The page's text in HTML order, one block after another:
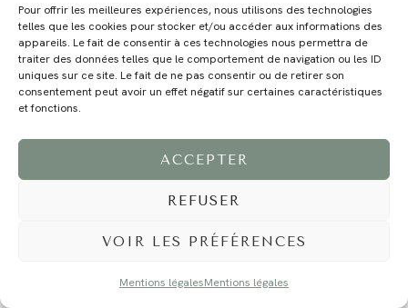
Pour offrir les meilleures expériences, nous utilisons des technologies
telles que les cookies pour stocker et/ou accéder aux informations des
appareils. Le fait de consentir à ces technologies nous permettra de
traiter des données telles que le comportement de navigation ou les ID
uniques sur ce site. Le fait de ne pas consentir ou de retirer son
consentement peut avoir un effet négatif sur certaines caractéristiques
et fonctions.
ACCEPTER
REFUSER
VOIR LES PRÉFÉRENCES
Mentions légalesMentions légales
MAGALI PRESTATIONS YOGA VOYAGE BLOG CONTACT
©2024 EI Magali Selvi - Photographe Famille et Mariage - Nice - Côte d'Azur -